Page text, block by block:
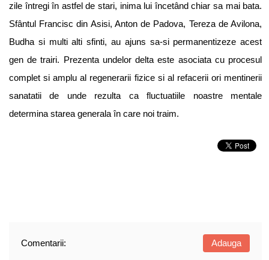
zile întregi în astfel de stari, inima lui încetând chiar sa mai bata.
Sfântul Francisc din Asisi, Anton de Padova, Tereza de Avilona,
Budha si multi alti sfinti, au ajuns sa-si permanentizeze acest
gen de trairi. Prezenta undelor delta este asociata cu procesul
complet si amplu al regenerarii fizice si al refacerii ori mentinerii
sanatatii de unde rezulta ca fluctuatiile noastre mentale
determina starea generala în care noi traim.
Comentarii: Adauga